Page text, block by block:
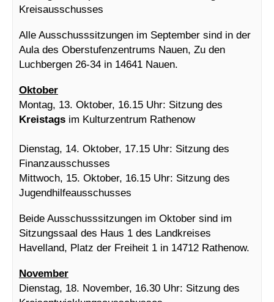
Kreisausschusses
Alle Ausschusssitzungen im September sind in der
Aula des Oberstufenzentrums Nauen, Zu den
Luchbergen 26-34 in 14641 Nauen.
Oktober
Montag, 13. Oktober, 16.15 Uhr: Sitzung des
Kreistags im Kulturzentrum Rathenow
Dienstag, 14. Oktober, 17.15 Uhr: Sitzung des
Finanzausschusses
Mittwoch, 15. Oktober, 16.15 Uhr: Sitzung des
Jugendhilfeausschusses
Beide Ausschusssitzungen im Oktober sind im
Sitzungssaal des Haus 1 des Landkreises
Havelland, Platz der Freiheit 1 in 14712 Rathenow.
November
Dienstag, 18. November, 16.30 Uhr: Sitzung des